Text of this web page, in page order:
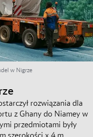
w Nigrze
rozwiązania dla
z Ghany do Niamey w
przedmiotami były
szerokości x 4 m